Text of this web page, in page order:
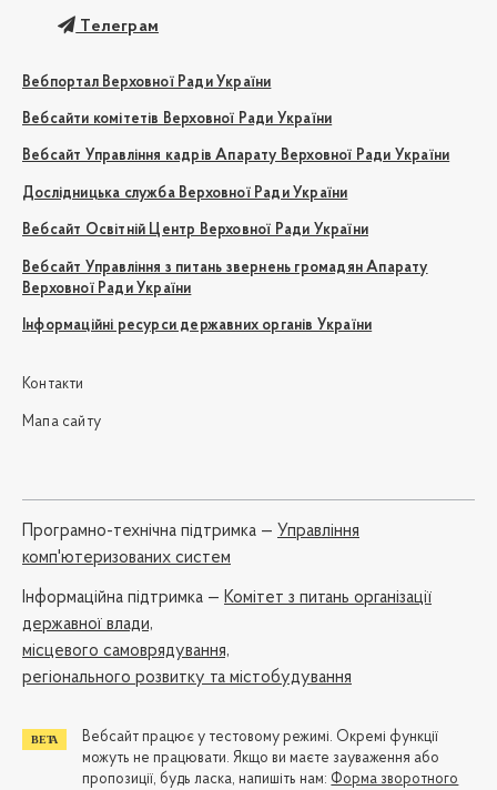
Телеграм
Вебпортал Верховної Ради України
Вебсайти комітетів Верховної Ради України
Вебсайт Управління кадрів Апарату Верховної Ради України
Дослідницька служба Верховної Ради України
Вебсайт Освітній Центр Верховної Ради України
Вебсайт Управління з питань звернень громадян Апарату
Верховної Ради України
Інформаційні ресурси державних органів України
Контакти
Мапа сайту
Програмно-технічна підтримка — Управління
комп'ютеризованих систем
Iнформаційна підтримка — Комітет з питань організації
державної влади,
місцевого самоврядування,
регіонального розвитку та містобудування
Вебсайт працює у тестовому режимі. Окремі функції
можуть не працювати. Якщо ви маєте зауваження або
пропозиції, будь ласка, напишіть нам: Форма зворотного